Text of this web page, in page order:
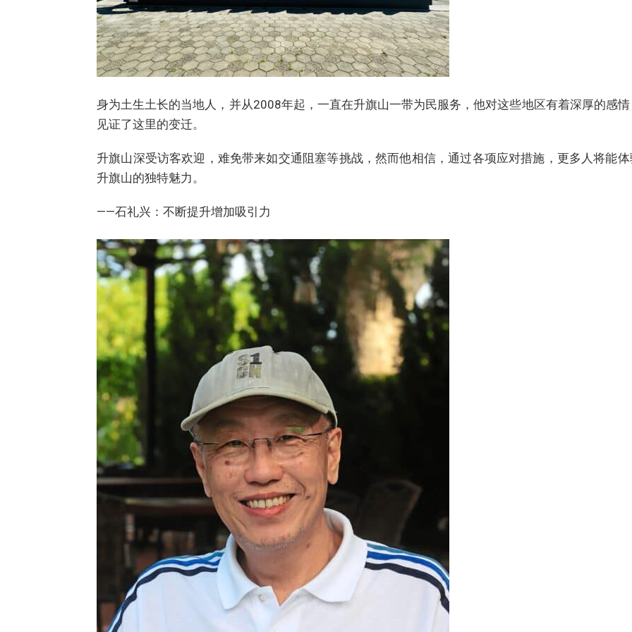
身为土生土长的当地人，并从2008年起，一直在升旗山一带为民服务，他对这些地区有着深厚的感
见证了这里的变迁。
升旗山深受访客欢迎，难免带来如交通阻塞等挑战，然而他相信，通过各项应对措施，更多人将能体
升旗山的独特魅力。
——石礼兴：不断提升增加吸引力